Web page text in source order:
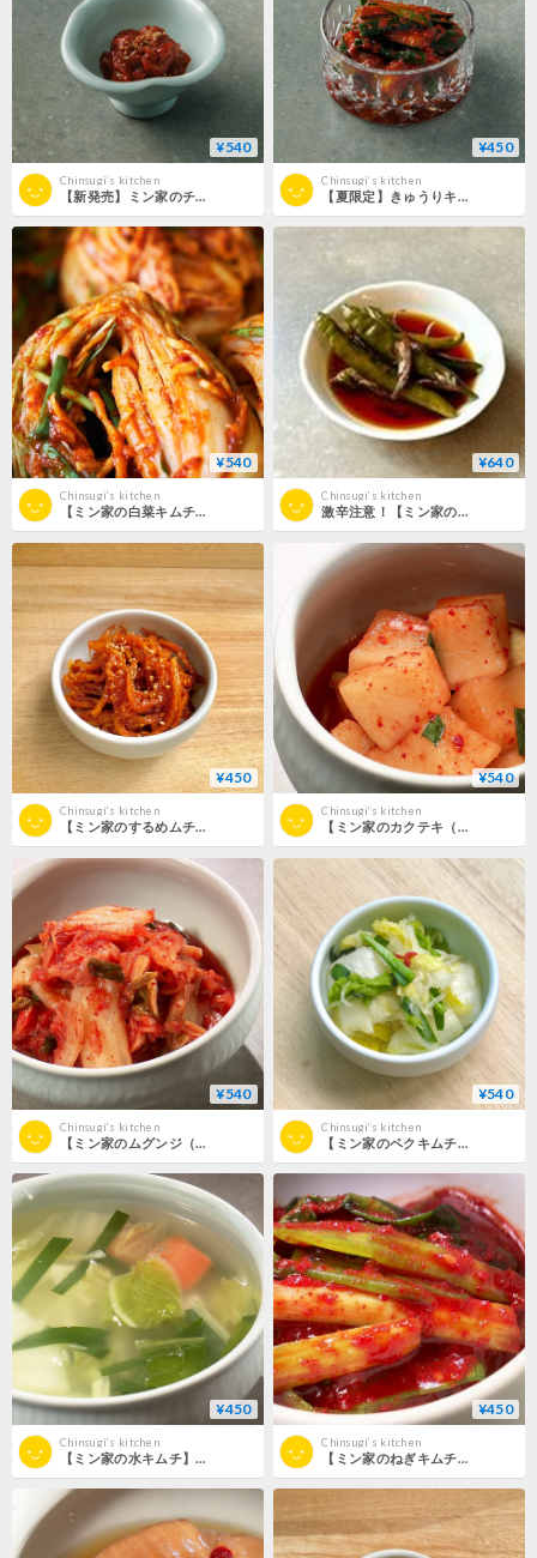
¥540
Chinsugi‘s kitchen
【新発売】ミン家のチャンジャ（税込5,000円以上送料無料）
¥450
Chinsugi‘s kitchen
【夏限定】きゅうりキムチ（税込5,000円以上送料無料）
¥540
Chinsugi‘s kitchen
【ミン家の白菜キムチ】（税込5,000円以上送料無料）
¥640
Chinsugi‘s kitchen
激辛注意！【ミン家のコチュチャンアチ】（税込5,000円以上送料無料）
¥450
Chinsugi‘s kitchen
【ミン家のするめムチム】（税込5,000円以上送料無料）
¥540
Chinsugi‘s kitchen
【ミン家のカクテキ（大根キムチ）】（税込5,000円以上送料無料）
¥540
Chinsugi‘s kitchen
¥540
Chinsugi‘s kitchen
¥450
Chinsugi‘s kitchen
【ミン家の水キムチ】（税込5,000円以上送料無料）
¥450
Chinsugi‘s kitchen
【ミン家のねぎキムチ】（税込5,000円以上送料無料）